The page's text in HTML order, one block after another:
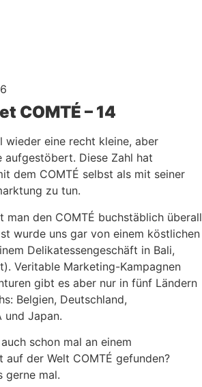
COMTÉ – 14
wieder eine recht kleine, aber
aufgestöbert. Diese Zahl hat
dem COMTÉ selbst als mit seiner
zu tun.
man den COMTÉ buchstäblich überall
wurde uns gar von einem köstlichen
Delikatessengeschäft in Bali,
Veritable Marketing-Kampagnen
gibt es aber nur in fünf Ländern
Belgien, Deutschland,
und Japan.
schon mal an einem
auf der Welt COMTÉ gefunden?
gerne mal.